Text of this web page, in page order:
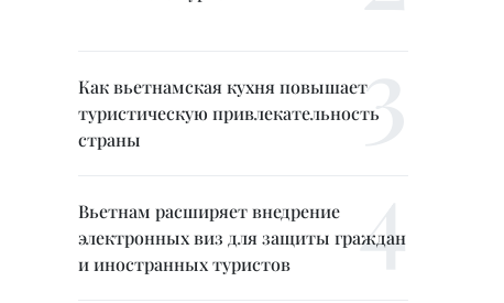
Как вьетнамская кухня повышает
туристическую привлекательность
страны
Вьетнам расширяет внедрение
электронных виз для защиты граждан
и иностранных туристов